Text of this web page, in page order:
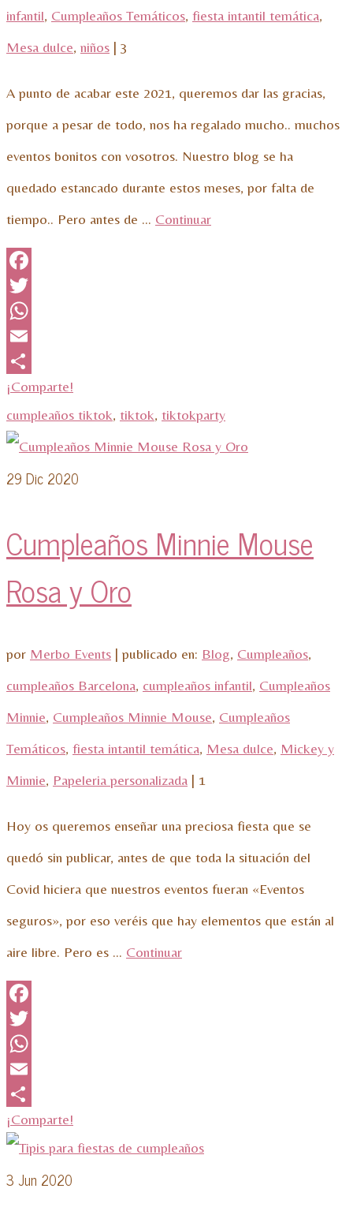
infantil, Cumpleaños Temáticos, fiesta intantil temática,
Mesa dulce, niños | 3
A punto de acabar este 2021, queremos dar las gracias,
porque a pesar de todo, nos ha regalado mucho.. muchos
eventos bonitos con vosotros. Nuestro blog se ha
quedado estancado durante estos meses, por falta de
tiempo.. Pero antes de … Continuar
Facebook
Twitter
WhatsApp
Email
¡Comparte!
cumpleaños tiktok, tiktok, tiktokparty
29 Dic 2020
Cumpleaños Minnie Mouse
Rosa y Oro
por Merbo Events | publicado en: Blog, Cumpleaños,
cumpleaños Barcelona, cumpleaños infantil, Cumpleaños
Minnie, Cumpleaños Minnie Mouse, Cumpleaños
Temáticos, fiesta intantil temática, Mesa dulce, Mickey y
Minnie, Papeleria personalizada | 1
Hoy os queremos enseñar una preciosa fiesta que se
quedó sin publicar, antes de que toda la situación del
Covid hiciera que nuestros eventos fueran «Eventos
seguros», por eso veréis que hay elementos que están al
aire libre. Pero es … Continuar
Facebook
Twitter
WhatsApp
Email
¡Comparte!
3 Jun 2020